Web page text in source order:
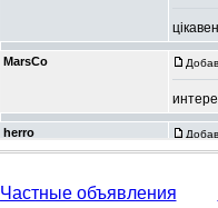
Частные объявления